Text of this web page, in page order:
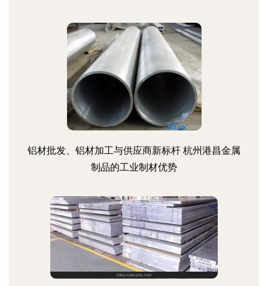
铝材批发、铝材加工与供应商新标杆 杭州港昌金属
制品的工业制材优势